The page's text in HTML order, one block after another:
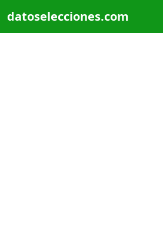
datoselecciones.com